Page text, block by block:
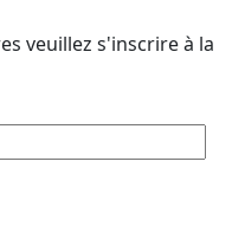
veuillez s'inscrire à la